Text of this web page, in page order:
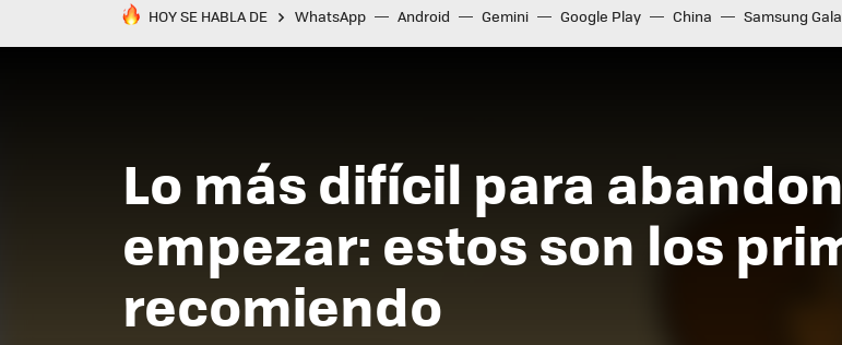
HOY SE HABLA DE WhatsApp Android Gemini Google Play China Samsung
Lo más difícil para
empezar: estos son los
recomiendo